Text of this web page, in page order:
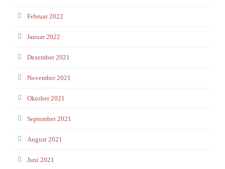
Februar 2022
Januar 2022
Dezember 2021
November 2021
Oktober 2021
September 2021
August 2021
Juni 2021